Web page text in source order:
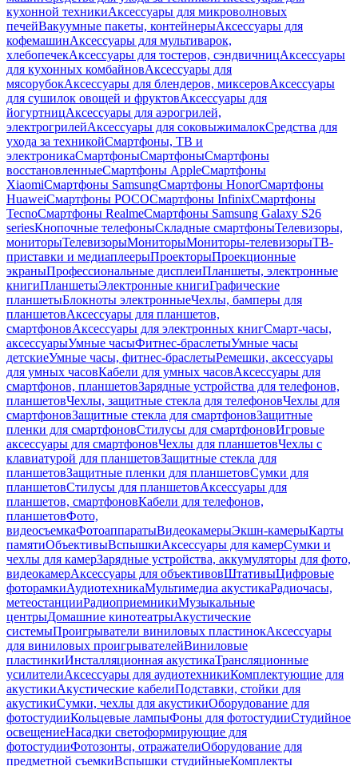
кухонной техникиАксессуары для микроволновых
печейВакуумные пакеты, контейнерыАксессуары для
кофемашинАксессуары для мультиварок,
хлебопечекАксессуары для тостеров, сэндвичницАксессуары
для кухонных комбайновАксессуары для
мясорубокАксессуары для блендеров, миксеровАксессуары
для сушилок овощей и фруктовАксессуары для
йогуртницАксессуары для аэрогрилей,
электрогрилейАксессуары для соковыжималокСредства для
ухода за техникойСмартфоны, ТВ и
электроникаСмартфоныСмартфоныСмартфоны
восстановленныеСмартфоны AppleСмартфоны
XiaomiСмартфоны SamsungСмартфоны HonorСмартфоны
HuaweiСмартфоны POCOСмартфоны InfinixСмартфоны
TecnoСмартфоны RealmeСмартфоны Samsung Galaxy S26
seriesКнопочные телефоныСкладные смартфоныТелевизоры,
мониторыТелевизорыМониторыМониторы-телевизорыТВ-
приставки и медиаплеерыПроекторыПроекционные
экраныПрофессиональные дисплеиПланшеты, электронные
книгиПланшетыЭлектронные книгиГрафические
планшетыБлокноты электронныеЧехлы, бамперы для
планшетовАксессуары для планшетов,
смартфоновАксессуары для электронных книгСмарт-часы,
аксессуарыУмные часыФитнес-браслетыУмные часы
детскиеУмные часы, фитнес-браслетыРемешки, аксессуары
для умных часовКабели для умных часовАксессуары для
смартфонов, планшетовЗарядные устройства для телефонов,
планшетовЧехлы, защитные стекла для телефоновЧехлы для
смартфоновЗащитные стекла для смартфоновЗащитные
пленки для смартфоновСтилусы для смартфоновИгровые
аксессуары для смартфоновЧехлы для планшетовЧехлы с
клавиатурой для планшетовЗащитные стекла для
планшетовЗащитные пленки для планшетовСумки для
планшетовСтилусы для планшетовАксессуары для
планшетов, смартфоновКабели для телефонов,
планшетовФото,
видеосъемкаФотоаппаратыВидеокамерыЭкшн-камерыКарты
памятиОбъективыВспышкиАксессуары для камерСумки и
чехлы для камерЗарядные устройства, аккумуляторы для фото,
видеокамерАксессуары для объективовШтативыЦифровые
фоторамкиАудиотехникаМультимедиа акустикаРадиочасы,
метеостанцииРадиоприемникиМузыкальные
центрыДомашние кинотеатрыАкустические
системыПроигрыватели виниловых пластинокАксессуары
для виниловых проигрывателейВиниловые
пластинкиИнсталляционная акустикаТрансляционные
усилителиАксессуары для аудиотехникиКомплектующие для
акустикиАкустические кабелиПодставки, стойки для
акустикиСумки, чехлы для акустикиОборудование для
фотостудииКольцевые лампыФоны для фотостудииСтудийное
освещениеНасадки светоформирующие для
фотостудииФотозонты, отражателиОборудование для
предметной съемкиВспышки студийныеКомплекты